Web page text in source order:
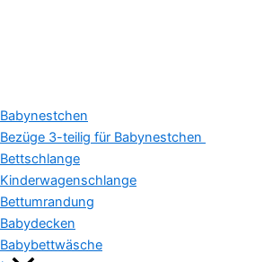
Babynestchen
Bezüge 3-teilig für Babynestchen
Bettschlange
Kinderwagenschlange
Bettumrandung
Babydecken
Babybettwäsche